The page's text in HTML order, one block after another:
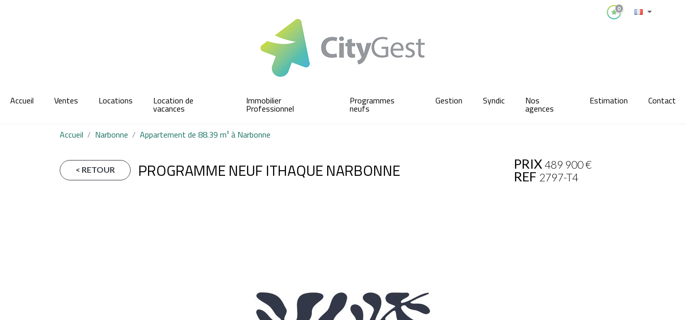
0
Accueil Ventes Locations Location de
vacances
Immobilier
Professionnel
Programmes
neufs
Gestion Syndic Nos
agences
Estimation Contact
Accueil Narbonne Appartement de 88.39 m² à Narbonne
< RETOUR PROGRAMME NEUF ITHAQUE NARBONNE PRIX 489 900€
REF 2797-T4